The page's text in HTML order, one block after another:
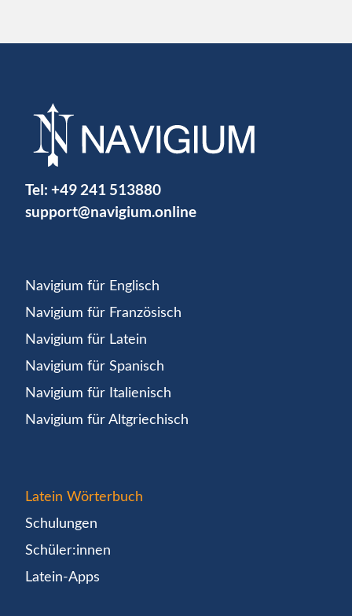
Tel: +49 241 513880
support@navigium.online
Navigium für Englisch
Navigium für Französisch
Navigium für Latein
Navigium für Spanisch
Navigium für Italienisch
Navigium für Altgriechisch
Latein Wörterbuch
Schulungen
Schüler:innen
Latein-Apps